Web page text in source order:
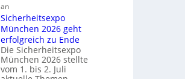
D
T
T
e
c
h
r
ü
h
e
s
t
a
k
a
b
a
e
an
Sicherheitsexpo
München 2026 geht
erfolgreich zu Ende
Die Sicherheitsexpo
München 2026 stellte
vom 1. bis 2. Juli